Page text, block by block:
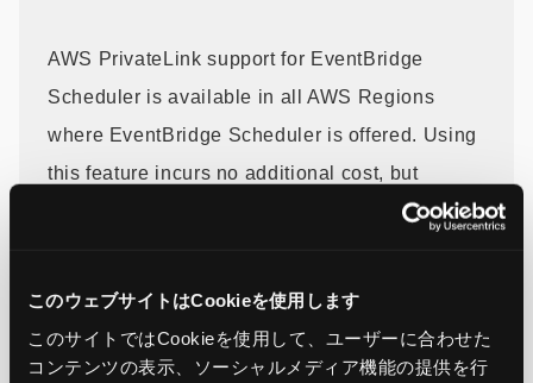
このウェブサイトはCookieを使用します
このサイトではCookieを使用して、ユーザーに合わせた
コンテンツの表示、ソーシャルメディア機能の提供を行
AWS PrivateLink support for EventBridge
Scheduler is available in all AWS Regions
where EventBridge Scheduler is offered. Using
this feature incurs no additional cost, but
standard AWS PrivateLink pricing applies.
For PrivateLink configuration instructions, refer
more about Amazon EventBridge Scheduler